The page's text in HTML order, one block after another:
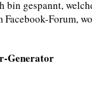
bin gespannt,
Forum,
Generator